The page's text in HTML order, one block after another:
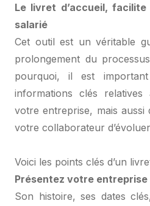
Le livret d’accueil,
salarié
Cet outil est un véritable
prolongement du
pourquoi, il est
informations clés
votre entreprise, mais aussi
votre collaborateur
Voici les points clés d’un
Présentez votre entreprise
Son histoire, ses dates